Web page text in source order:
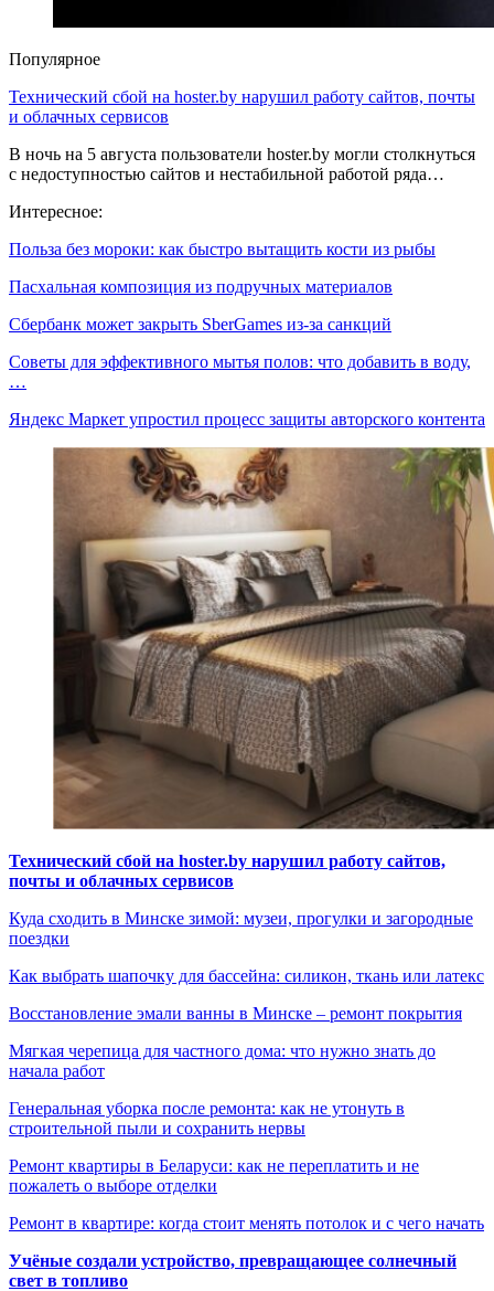
Популярное
Технический сбой на hoster.by нарушил работу сайтов, почты
и облачных сервисов
В ночь на 5 августа пользователи hoster.by могли столкнуться
с недоступностью сайтов и нестабильной работой ряда…
Интересное:
Польза без мороки: как быстро вытащить кости из рыбы
Пасхальная композиция из подручных материалов
Сбербанк может закрыть SberGames из-за санкций
Советы для эффективного мытья полов: что добавить в воду,
…
Яндекс Маркет упростил процесс защиты авторского контента
Технический сбой на hoster.by нарушил работу сайтов,
почты и облачных сервисов
Куда сходить в Минске зимой: музеи, прогулки и загородные
поездки
Как выбрать шапочку для бассейна: силикон, ткань или латекс
Восстановление эмали ванны в Минске – ремонт покрытия
Мягкая черепица для частного дома: что нужно знать до
начала работ
Генеральная уборка после ремонта: как не утонуть в
строительной пыли и сохранить нервы
Ремонт квартиры в Беларуси: как не переплатить и не
пожалеть о выборе отделки
Ремонт в квартире: когда стоит менять потолок и с чего начать
Учёные создали устройство, превращающее солнечный
свет в топливо